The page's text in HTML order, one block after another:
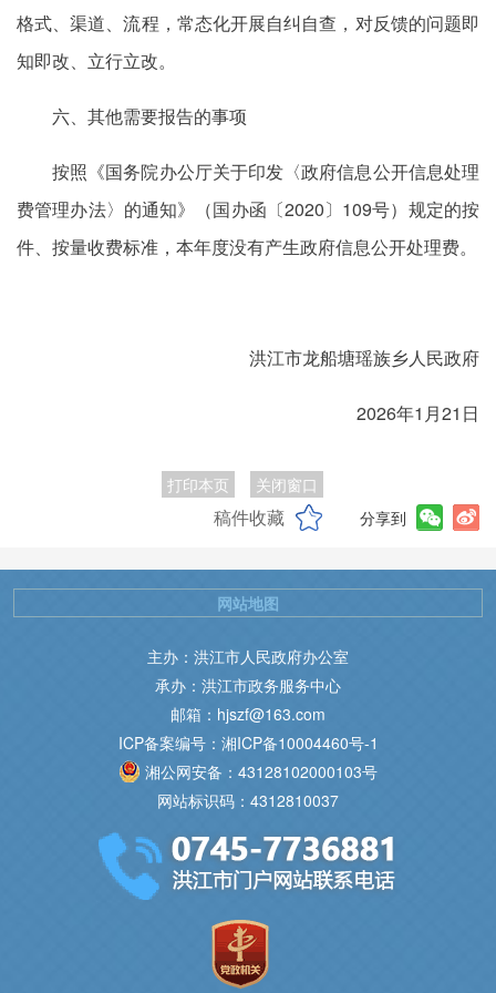
格式、渠道、流程，常态化开展自纠自查，对反馈的问题即
知即改、立行立改。
六、其他需要报告的事项
按照《国务院办公厅关于印发〈政府信息公开信息处理
费管理办法〉的通知》（国办函〔2020〕109号）规定的按
件、按量收费标准，本年度没有产生政府信息公开处理费。
洪江市龙船塘瑶族乡人民政府
2026年1月21日
打印本页 关闭窗口
稿件收藏 分享到
主办：洪江市人民政府办公室
承办：洪江市政务服务中心
邮箱：hjszf@163.com
ICP备案编号：湘ICP备10004460号-1
湘公网安备：43128102000103号
网站标识码：4312810037
网站地图